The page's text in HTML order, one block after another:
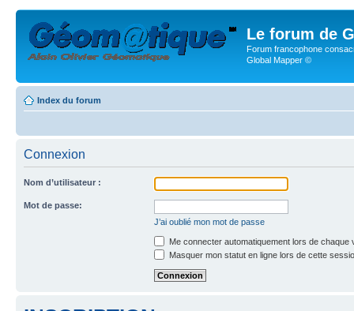
Le forum de
Forum francophone
Global Mapper ©
Index du forum
Connexion
Nom d’utilisateur :
Mot de passe:
J’ai oublié mon mot de passe
Me connecter automatiquement lors de chaque
Masquer mon statut en ligne lors de cette